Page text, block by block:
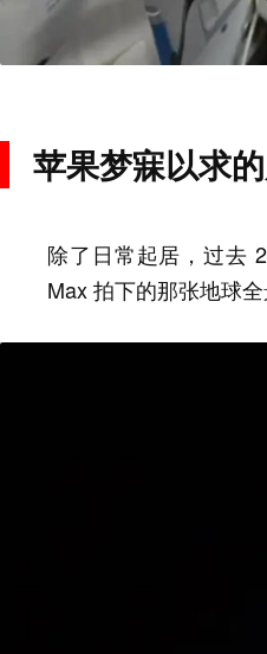
苹果梦寐以求
除了日常起居，过去
Max 拍下的那张地球全